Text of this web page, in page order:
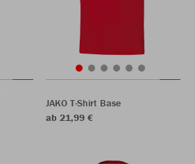
JAKO T-Shirt Base
ab 21,99 €